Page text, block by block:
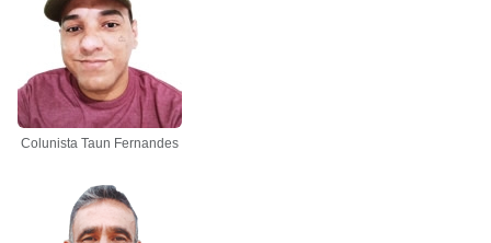
Colunista Taun Fernandes